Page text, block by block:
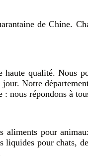
de Chine.
qualité. Nous
jour. Notre
nous répondons à
aliments pour
pour chats,